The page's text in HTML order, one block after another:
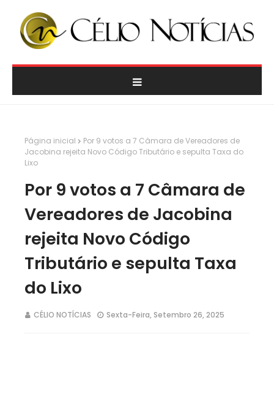
Página inicial
Por 9 votos a 7 Câmara de Vereadores de
Jacobina rejeita Novo Código Tributário e sepulta Taxa do
Lixo
Por 9 votos a 7 Câmara de
Vereadores de Jacobina
rejeita Novo Código
Tributário e sepulta Taxa
do Lixo
CÉLIO NOTÍCIAS Sexta-Feira, Setembro 26, 2025